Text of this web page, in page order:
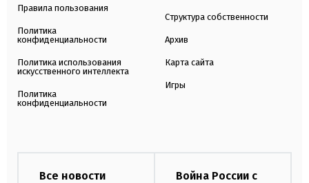
Правила пользования
Политика
конфиденциальности
Политика использования
искусственного интеллекта
Политика
конфиденциальности
Структура собственности
Архив
Карта сайта
Игры
Все новости
Война России с